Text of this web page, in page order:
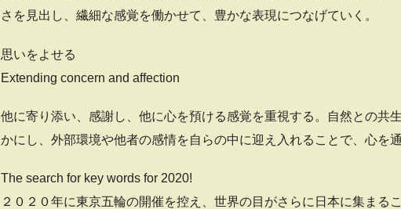
さを見出し、繊細な感覚を働かせて、豊かな表現につなげていく。
思いをよせる
Extending concern and affection
他に寄り添い、感謝し、他に心を預ける感覚を重視する。自然との共
かにし、外部環境や他者の感情を自らの中に迎え入れることで、心を
The search for key words for 2020!
２０２０年に東京五輪の開催を控え、世界の目がさらに日本に集まる